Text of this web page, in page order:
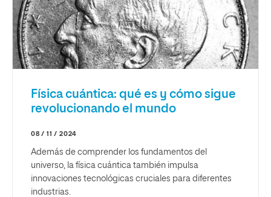
Física cuántica: qué es y cómo sigue
revolucionando el mundo
08 / 11 / 2024
Además de comprender los fundamentos del
universo, la física cuántica también impulsa
innovaciones tecnológicas cruciales para diferentes
industrias.